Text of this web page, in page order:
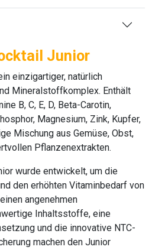
Junior
einzigartiger, natürlich
Mineralstoffkomplex. Enthält
B, C, E, D, Beta-Carotin,
Magnesium, Zink, Kupfer,
Mischung aus Gemüse, Obst,
Pflanzenextrakten.
wurde entwickelt, um die
den erhöhten Vitaminbedarf von
angenehmen
Inhaltsstoffe, eine
und die innovative NTC-
machen den Junior